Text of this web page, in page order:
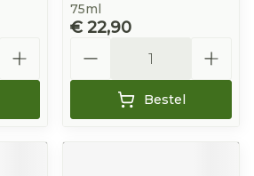
75ml
€ 22,90
Bestel